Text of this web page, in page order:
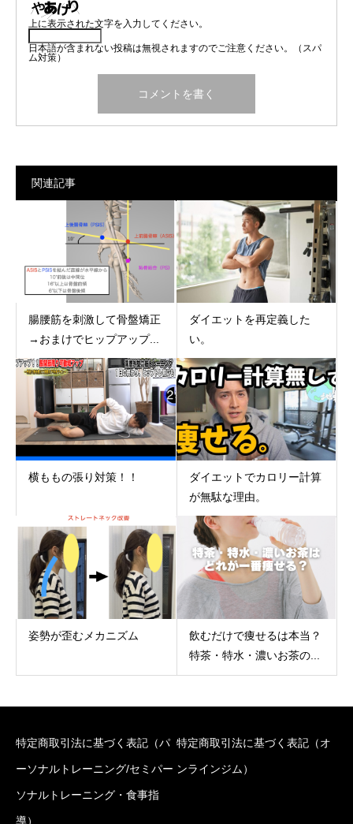
上に表示された文字を入力してください。
日本語が含まれない投稿は無視されますのでご注意ください。（スパ
ム対策）
関連記事
腸腰筋を刺激して骨盤矯正
→おまけでヒップアップ...
ダイエットを再定義した
い。
横ももの張り対策！！
ダイエットでカロリー計算
が無駄な理由。
姿勢が歪むメカニズム
飲むだけで痩せるは本当？
特茶・特水・濃いお茶の...
特定商取引法に基づく表記（パ
ーソナルトレーニング/セミパー
ソナルトレーニング・食事指
導）
特定商取引法に基づく表記（オ
ンラインジム）